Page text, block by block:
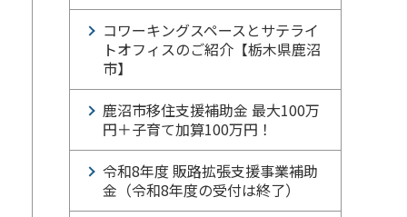
コワーキングスペースとサテライ
トオフィスのご紹介【栃木県鹿沼
市】
鹿沼市移住支援補助金 最大100万
円＋子育て加算100万円！
令和8年度 販路拡張支援事業補助
金（令和8年度の受付は終了）